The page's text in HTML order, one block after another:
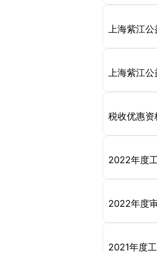
上海紫江
上海紫江
税收优惠
2022年度
2022年度
2021年度